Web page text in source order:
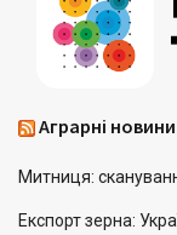
Аграрні новини
Митниця:
Експорт зерна: